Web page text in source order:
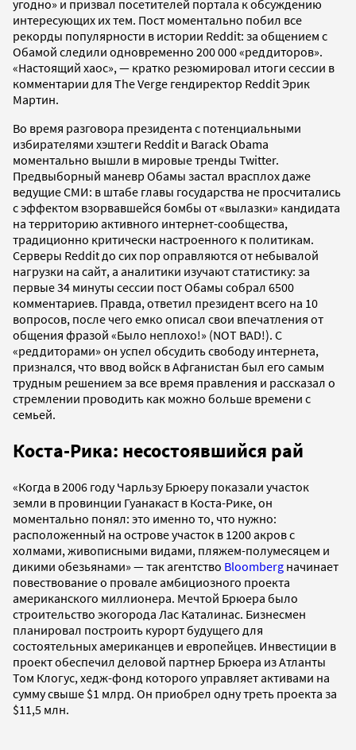
угодно» и призвал посетителей портала к обсуждению
интересующих их тем. Пост моментально побил все
рекорды популярности в истории Reddit: за общением с
Обамой следили одновременно 200 000 «реддиторов».
«Настоящий хаос», — кратко резюмировал итоги сессии в
комментарии для The Verge гендиректор Reddit Эрик
Мартин.
Во время разговора президента с потенциальными
избирателями хэштеги Reddit и Barack Obama
моментально вышли в мировые тренды Twitter.
Предвыборный маневр Обамы застал врасплох даже
ведущие СМИ: в штабе главы государства не просчитались
с эффектом взорвавшейся бомбы от «вылазки» кандидата
на территорию активного интернет-сообщества,
традиционно критически настроенного к политикам.
Серверы Reddit до сих пор оправляются от небывалой
нагрузки на сайт, а аналитики изучают статистику: за
первые 34 минуты сессии пост Обамы собрал 6500
комментариев. Правда, ответил президент всего на 10
вопросов, после чего емко описал свои впечатления от
общения фразой «Было неплохо!» (NOT BAD!). С
«реддиторами» он успел обсудить свободу интернета,
признался, что ввод войск в Афганистан был его самым
трудным решением за все время правления и рассказал о
стремлении проводить как можно больше времени с
семьей.
Коста-Рика: несостоявшийся рай
«Когда в 2006 году Чарльзу Брюеру показали участок
земли в провинции Гуанакаст в Коста-Рике, он
моментально понял: это именно то, что нужно:
расположенный на острове участок в 1200 акров с
холмами, живописными видами, пляжем-полумесяцем и
дикими обезьянами» — так агентство Bloomberg начинает
повествование о провале амбициозного проекта
американского миллионера. Мечтой Брюера было
строительство экогорода Лас Каталинас. Бизнесмен
планировал построить курорт будущего для
состоятельных американцев и европейцев. Инвестиции в
проект обеспечил деловой партнер Брюера из Атланты
Том Клогус, хедж-фонд которого управляет активами на
сумму свыше $1 млрд. Он приобрел одну треть проекта за
$11,5 млн.